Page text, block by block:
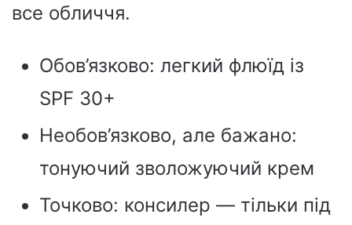
все обличчя.
Обов’язково: легкий флюїд із
SPF 30+
Необов’язково, але бажано:
тонуючий зволожуючий крем
Точково: консилер — тільки під